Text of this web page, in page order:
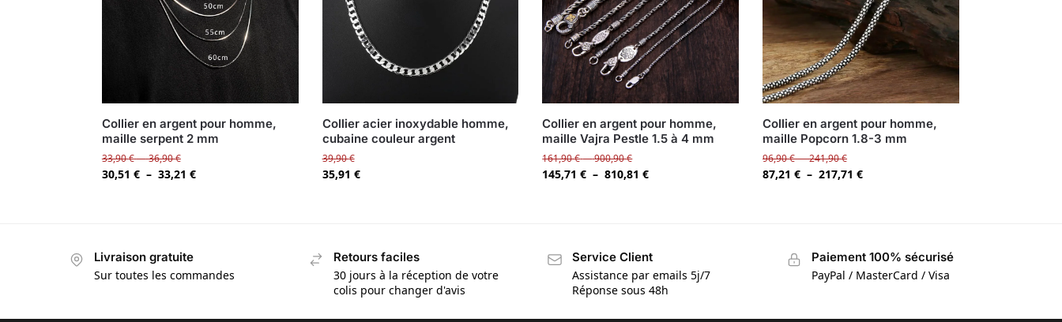
Collier en argent pour homme,
maille serpent 2 mm
33,90€–36,90€
30,51 € – 33,21 €
Collier acier inoxydable homme,
cubaine couleur argent
39,90€
35,91 €
Collier en argent pour homme,
maille Vajra Pestle 1.5 à 4 mm
161,90€–900,90€
145,71€ – 810,81€
Collier en argent pour homme,
maille Popcorn 1.8-3 mm
96,90€–241,90€
87,21€ – 217,71€
Livraison gratuite
Sur toutes les commandes
Retours faciles
30 jours à la réception de votre
colis pour changer d'avis
Service Client
Assistance par emails 5j/7
Réponse sous 48h
Paiement 100% sécurisé
PayPal / MasterCard / Visa